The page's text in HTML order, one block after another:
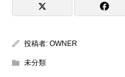
投稿者: OWNER
未分類